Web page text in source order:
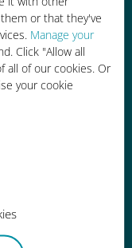
or that they've
Manage your
Click "Allow all
all of our cookies. Or
your cookie